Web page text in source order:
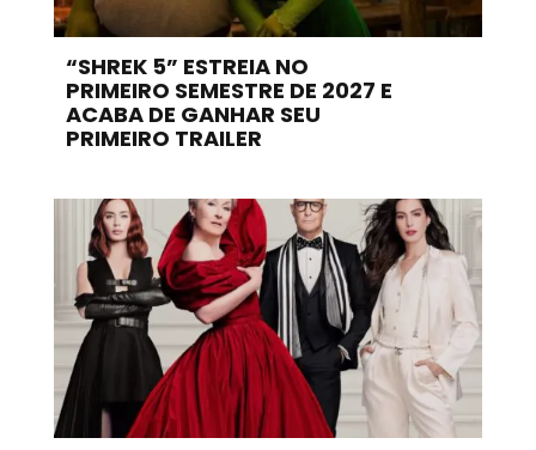
“SHREK 5” ESTREIA NO
PRIMEIRO SEMESTRE DE 2027 E
ACABA DE GANHAR SEU
PRIMEIRO TRAILER